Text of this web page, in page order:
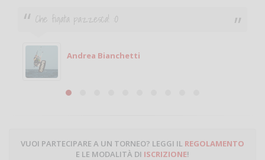
Ciao. Sono a Treviglio da poco e vorrei tornare a
giocare. Se sei in zona e puoi giocare fammi sapere.
Michele
Michele Miglionico
VUOI PARTECIPARE A UN TORNEO? LEGGI IL REGOLAMENTO
E LE MODALITÀ DI ISCRIZIONE!